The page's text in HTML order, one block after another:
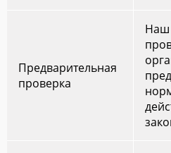
Предварительная
проверка
Наш